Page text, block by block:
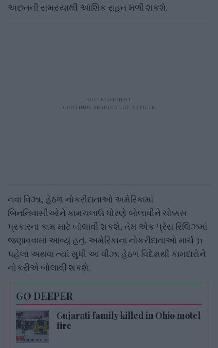
અછતની સમસ્યાથી આંશિક રાહત મળી શકશે.
નવા વિઝા, હેઠળ નોકરીદાતાઓ અમેરિકામાં
બિનનિવાસીઓને કામચલાઉ ધોરણે બોલાવીને ચોક્કસ
પ્રકારના કામ માટે બોલાવી શકશે, તેમ એક પ્રેસ રિલિઝમાં
જણાવવામાં આવ્યું હતું. અમેરિકાના નોકરીદાતાઓ માર્ચ 31
પહેલા અથવા ત્યાં સુધી આ વીઝા હેઠળ વિદેશથી કામદારોને
નોકરીએ બોલાવી શકશે.
GO DEEPER
Gujarati family killed in Ohio motel
fire